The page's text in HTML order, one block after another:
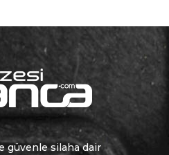
güvenle silaha dair